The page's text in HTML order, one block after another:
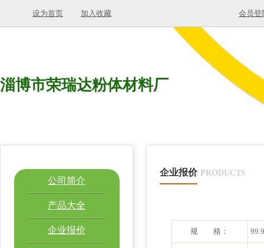
设为首页 加入收藏 会员登
淄博市荣瑞达粉体材料厂
公司简介
产品大全
企业报价
企业报价 PRODUCTS
规 格：